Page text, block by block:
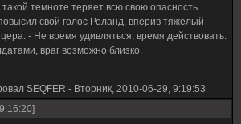
темноте теряет всю свою опасность.
свой голос Роланд, вперив тяжелый
- Не время удивляться, время действовать.
враг возможно близко.
SEQFER - Вторник, 2010-06-29, 9:19:53